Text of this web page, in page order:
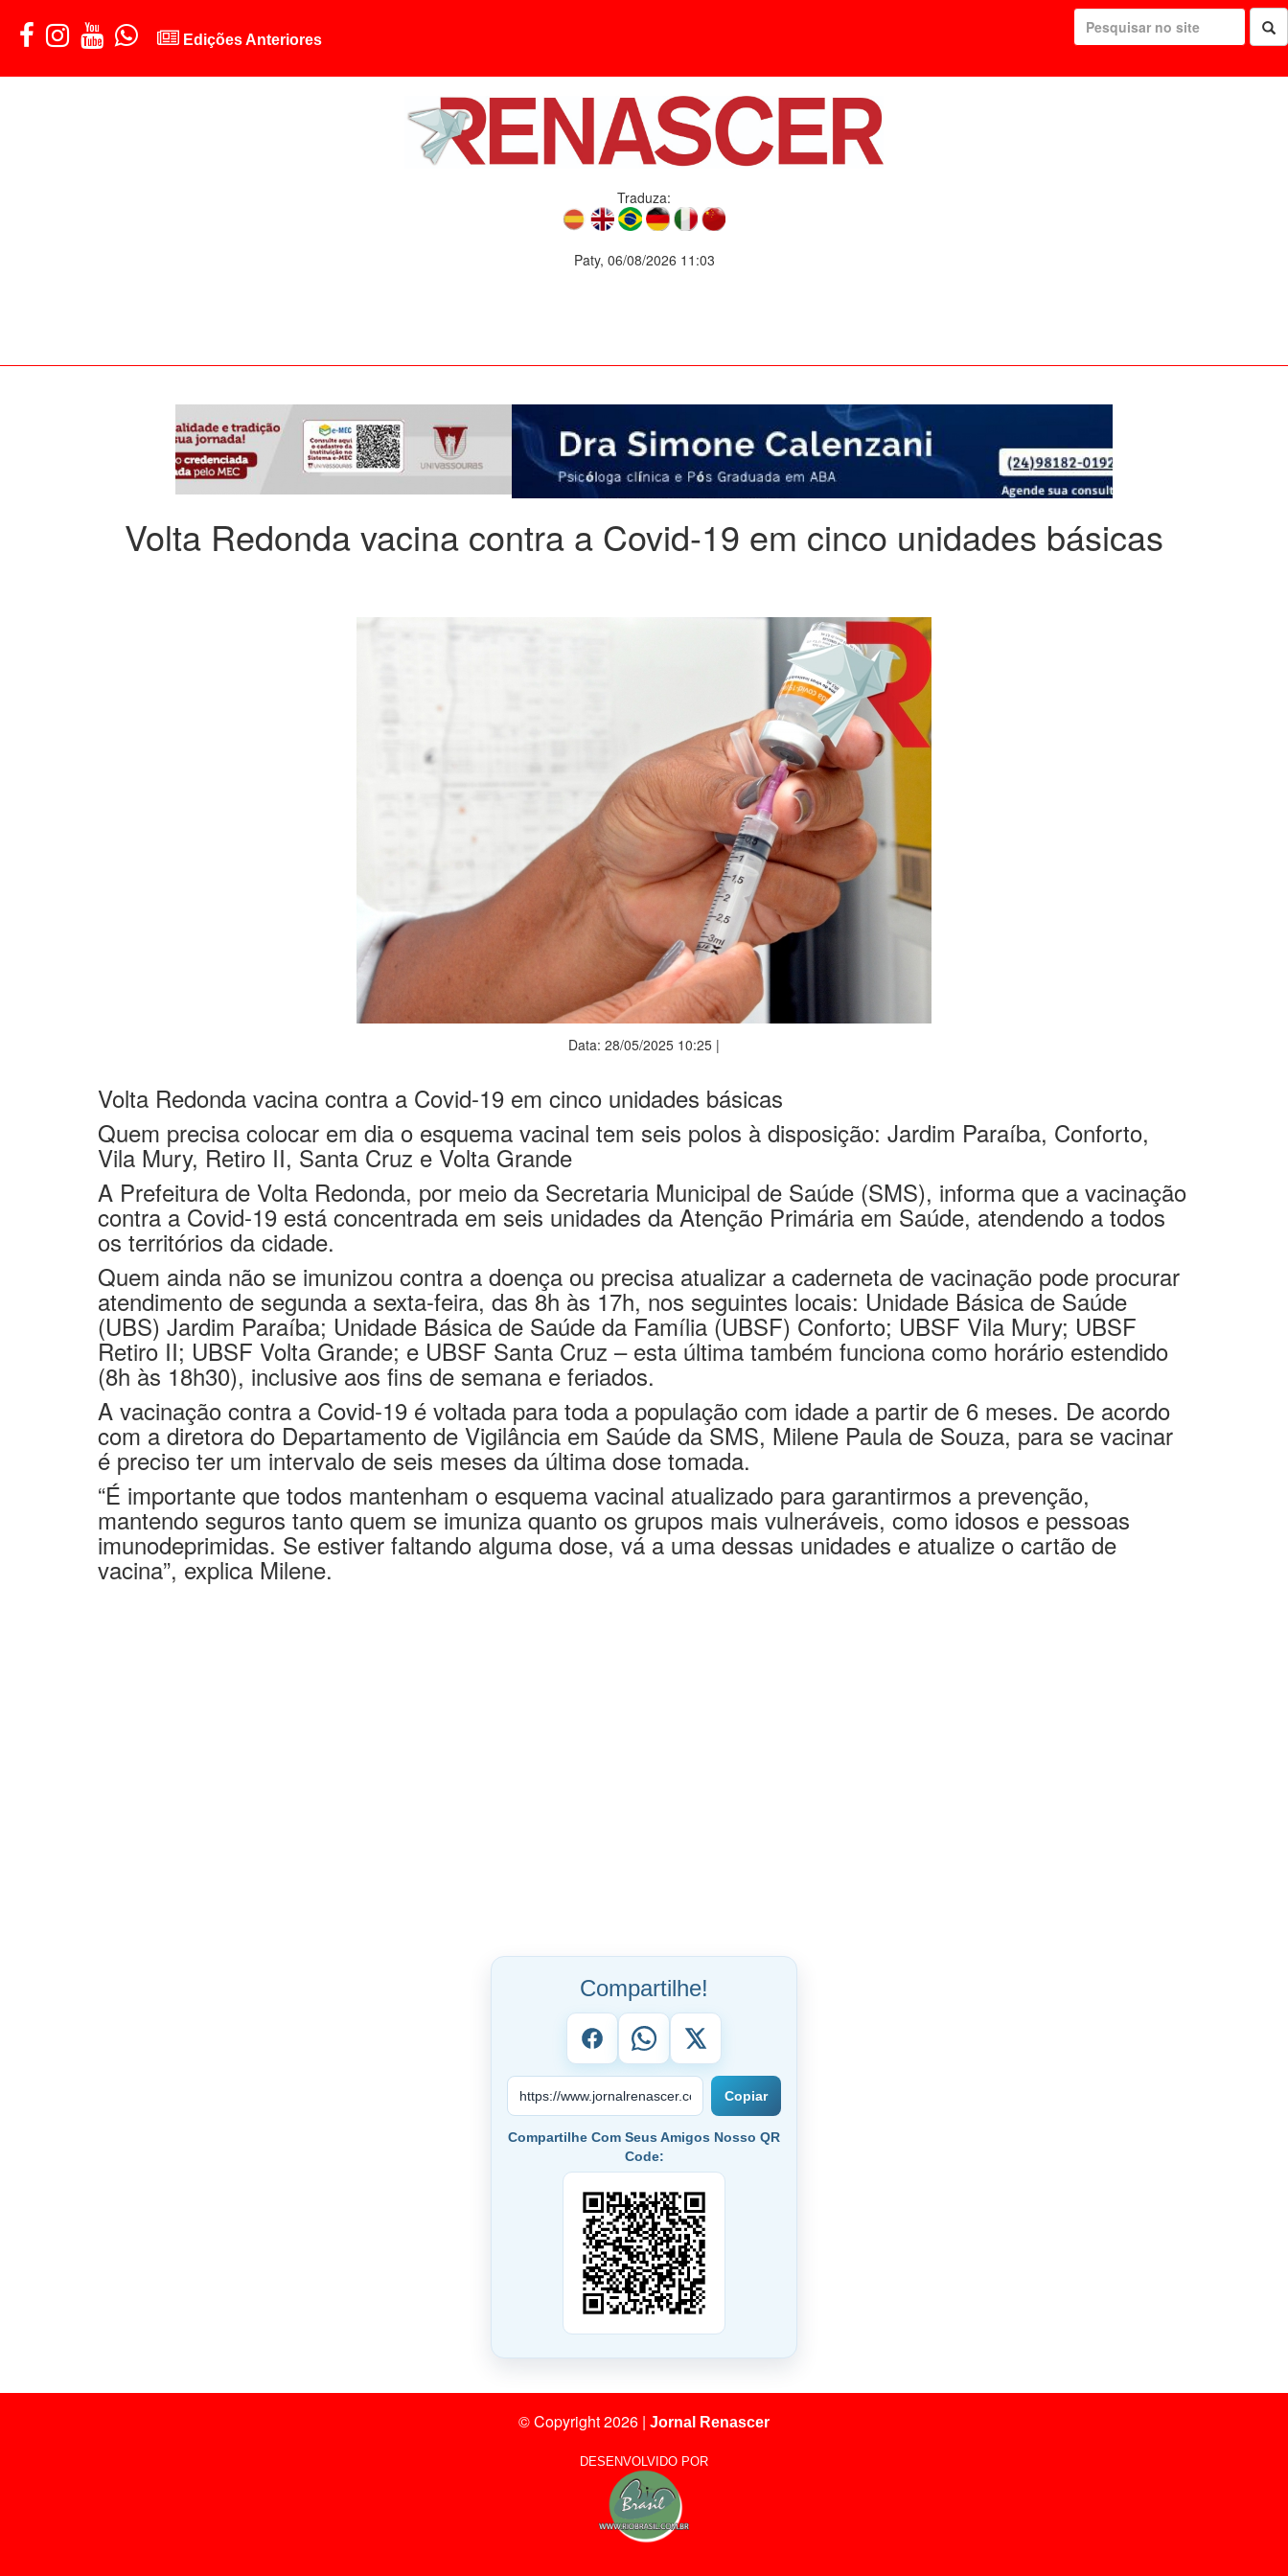
Edições Anteriores
Traduza:
Paty, 06/08/2026 11:03
Volta Redonda vacina contra a Covid-19 em cinco unidades básicas
Volta Redonda vacina contra a Covid-19 em cinco unidades básicas
Quem precisa colocar em dia o esquema vacinal tem seis polos à disposição: Jardim Paraíba, Conforto,
Vila Mury, Retiro II, Santa Cruz e Volta Grande
A Prefeitura de Volta Redonda, por meio da Secretaria Municipal de Saúde (SMS), informa que a vacinação
contra a Covid-19 está concentrada em seis unidades da Atenção Primária em Saúde, atendendo a todos
os territórios da cidade.
Quem ainda não se imunizou contra a doença ou precisa atualizar a caderneta de vacinação pode procurar
atendimento de segunda a sexta-feira, das 8h às 17h, nos seguintes locais: Unidade Básica de Saúde
(UBS) Jardim Paraíba; Unidade Básica de Saúde da Família (UBSF) Conforto; UBSF Vila Mury; UBSF
Retiro II; UBSF Volta Grande; e UBSF Santa Cruz – esta última também funciona como horário estendido
(8h às 18h30), inclusive aos fins de semana e feriados.
A vacinação contra a Covid-19 é voltada para toda a população com idade a partir de 6 meses. De acordo
com a diretora do Departamento de Vigilância em Saúde da SMS, Milene Paula de Souza, para se vacinar
é preciso ter um intervalo de seis meses da última dose tomada.
“É importante que todos mantenham o esquema vacinal atualizado para garantirmos a prevenção,
mantendo seguros tanto quem se imuniza quanto os grupos mais vulneráveis, como idosos e pessoas
imunodeprimidas. Se estiver faltando alguma dose, vá a uma dessas unidades e atualize o cartão de
vacina”, explica Milene.
Compartilhe!
Compartilhe Com Seus Amigos Nosso QR
DESENVOLVIDO POR